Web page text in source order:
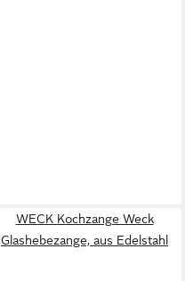
WECK Kochzange Weck
Glashebezange, aus Edelstahl